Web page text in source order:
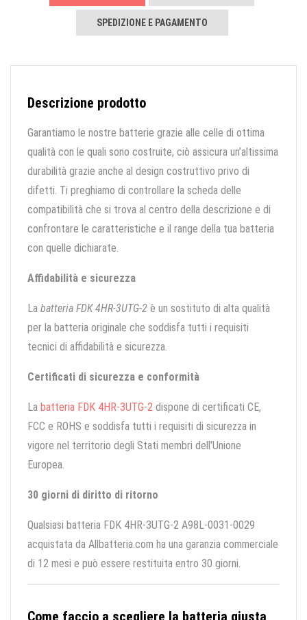
SPEDIZIONE E PAGAMENTO
Descrizione prodotto
Garantiamo le nostre batterie grazie alle celle di ottima
qualità con le quali sono costruite, ciò assicura un’altissima
durabilità grazie anche al design costruttivo privo di
difetti. Ti preghiamo di controllare la scheda delle
compatibilità che si trova al centro della descrizione e di
confrontare le caratteristiche e il range della tua batteria
con quelle dichiarate.
Affidabilità e sicurezza
La batteria FDK 4HR-3UTG-2 è un sostituto di alta qualità
per la batteria originale che soddisfa tutti i requisiti
tecnici di affidabilità e sicurezza.
Certificati di sicurezza e conformità
La batteria FDK 4HR-3UTG-2 dispone di certificati CE,
FCC e ROHS e soddisfa tutti i requisiti di sicurezza in
vigore nel territorio degli Stati membri dell'Unione
Europea.
30 giorni di diritto di ritorno
Qualsiasi batteria FDK 4HR-3UTG-2 A98L-0031-0029
acquistata da Allbatteria.com ha una garanzia commerciale
di 12 mesi e può essere restituita entro 30 giorni.